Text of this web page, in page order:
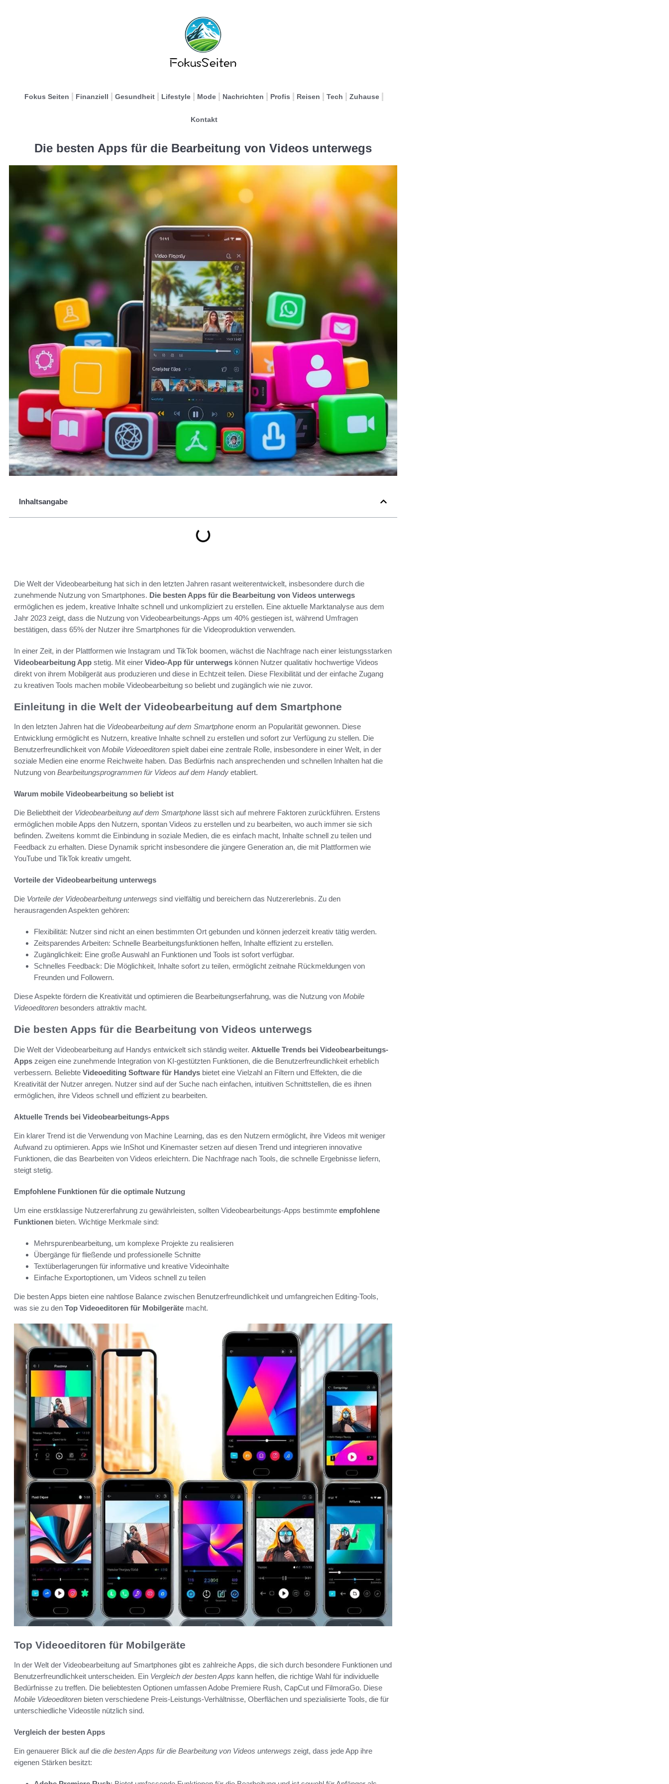
Fokus Seiten Finanziell Gesundheit Lifestyle Mode Nachrichten Profis Reisen Tech Zuhause
Kontakt
Die besten Apps für die Bearbeitung von Videos unterwegs
Inhaltsangabe
Die Welt der Videobearbeitung hat sich in den letzten Jahren rasant weiterentwickelt, insbesondere durch die
zunehmende Nutzung von Smartphones. Die besten Apps für die Bearbeitung von Videos unterwegs
ermöglichen es jedem, kreative Inhalte schnell und unkompliziert zu erstellen. Eine aktuelle Marktanalyse aus dem
Jahr 2023 zeigt, dass die Nutzung von Videobearbeitungs-Apps um 40% gestiegen ist, während Umfragen
bestätigen, dass 65% der Nutzer ihre Smartphones für die Videoproduktion verwenden.
In einer Zeit, in der Plattformen wie Instagram und TikTok boomen, wächst die Nachfrage nach einer leistungsstarken
Videobearbeitung App stetig. Mit einer Video-App für unterwegs können Nutzer qualitativ hochwertige Videos
direkt von ihrem Mobilgerät aus produzieren und diese in Echtzeit teilen. Diese Flexibilität und der einfache Zugang
zu kreativen Tools machen mobile Videobearbeitung so beliebt und zugänglich wie nie zuvor.
Einleitung in die Welt der Videobearbeitung auf dem Smartphone
In den letzten Jahren hat die Videobearbeitung auf dem Smartphone enorm an Popularität gewonnen. Diese
Entwicklung ermöglicht es Nutzern, kreative Inhalte schnell zu erstellen und sofort zur Verfügung zu stellen. Die
Benutzerfreundlichkeit von Mobile Videoeditoren spielt dabei eine zentrale Rolle, insbesondere in einer Welt, in der
soziale Medien eine enorme Reichweite haben. Das Bedürfnis nach ansprechenden und schnellen Inhalten hat die
Nutzung von Bearbeitungsprogrammen für Videos auf dem Handy etabliert.
Warum mobile Videobearbeitung so beliebt ist
Die Beliebtheit der Videobearbeitung auf dem Smartphone lässt sich auf mehrere Faktoren zurückführen. Erstens
ermöglichen mobile Apps den Nutzern, spontan Videos zu erstellen und zu bearbeiten, wo auch immer sie sich
befinden. Zweitens kommt die Einbindung in soziale Medien, die es einfach macht, Inhalte schnell zu teilen und
Feedback zu erhalten. Diese Dynamik spricht insbesondere die jüngere Generation an, die mit Plattformen wie
YouTube und TikTok kreativ umgeht.
Vorteile der Videobearbeitung unterwegs
Die Vorteile der Videobearbeitung unterwegs sind vielfältig und bereichern das Nutzererlebnis. Zu den
herausragenden Aspekten gehören:
Flexibilität: Nutzer sind nicht an einen bestimmten Ort gebunden und können jederzeit kreativ tätig werden.
Zeitsparendes Arbeiten: Schnelle Bearbeitungsfunktionen helfen, Inhalte effizient zu erstellen.
Zugänglichkeit: Eine große Auswahl an Funktionen und Tools ist sofort verfügbar.
Schnelles Feedback: Die Möglichkeit, Inhalte sofort zu teilen, ermöglicht zeitnahe Rückmeldungen von
Freunden und Followern.
Diese Aspekte fördern die Kreativität und optimieren die Bearbeitungserfahrung, was die Nutzung von Mobile
Videoeditoren besonders attraktiv macht.
Die besten Apps für die Bearbeitung von Videos unterwegs
Die Welt der Videobearbeitung auf Handys entwickelt sich ständig weiter. Aktuelle Trends bei Videobearbeitungs-
Apps zeigen eine zunehmende Integration von KI-gestützten Funktionen, die die Benutzerfreundlichkeit erheblich
verbessern. Beliebte Videoediting Software für Handys bietet eine Vielzahl an Filtern und Effekten, die die
Kreativität der Nutzer anregen. Nutzer sind auf der Suche nach einfachen, intuitiven Schnittstellen, die es ihnen
ermöglichen, ihre Videos schnell und effizient zu bearbeiten.
Aktuelle Trends bei Videobearbeitungs-Apps
Ein klarer Trend ist die Verwendung von Machine Learning, das es den Nutzern ermöglicht, ihre Videos mit weniger
Aufwand zu optimieren. Apps wie InShot und Kinemaster setzen auf diesen Trend und integrieren innovative
Funktionen, die das Bearbeiten von Videos erleichtern. Die Nachfrage nach Tools, die schnelle Ergebnisse liefern,
steigt stetig.
Empfohlene Funktionen für die optimale Nutzung
Um eine erstklassige Nutzererfahrung zu gewährleisten, sollten Videobearbeitungs-Apps bestimmte empfohlene
Funktionen bieten. Wichtige Merkmale sind:
Mehrspurenbearbeitung, um komplexe Projekte zu realisieren
Übergänge für fließende und professionelle Schnitte
Textüberlagerungen für informative und kreative Videoinhalte
Einfache Exportoptionen, um Videos schnell zu teilen
Die besten Apps bieten eine nahtlose Balance zwischen Benutzerfreundlichkeit und umfangreichen Editing-Tools,
was sie zu den Top Videoeditoren für Mobilgeräte macht.
Top Videoeditoren für Mobilgeräte
In der Welt der Videobearbeitung auf Smartphones gibt es zahlreiche Apps, die sich durch besondere Funktionen und
Benutzerfreundlichkeit unterscheiden. Ein Vergleich der besten Apps kann helfen, die richtige Wahl für individuelle
Bedürfnisse zu treffen. Die beliebtesten Optionen umfassen Adobe Premiere Rush, CapCut und FilmoraGo. Diese
Mobile Videoeditoren bieten verschiedene Preis-Leistungs-Verhältnisse, Oberflächen und spezialisierte Tools, die für
unterschiedliche Videostile nützlich sind.
Vergleich der besten Apps
Ein genauerer Blick auf die die besten Apps für die Bearbeitung von Videos unterwegs zeigt, dass jede App ihre
eigenen Stärken besitzt: